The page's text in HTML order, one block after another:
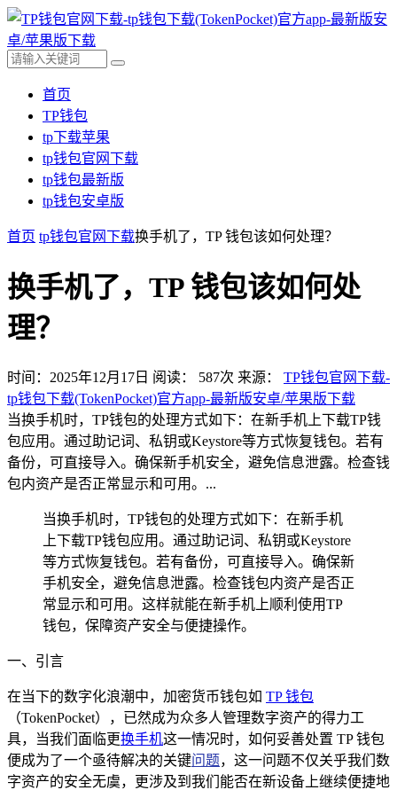
首页
TP钱包
tp下载苹果
tp钱包官网下载
tp钱包最新版
tp钱包安卓版
首页 tp钱包官网下载换手机了，TP 钱包该如何处理？
换手机了，TP 钱包该如何处
理？
时间：2025年12月17日 阅读： 587次 来源： TP钱包官网下载-
tp钱包下载(TokenPocket)官方app-最新版安卓/苹果版下载
当换手机时，TP钱包的处理方式如下：在新手机上下载TP钱
包应用。通过助记词、私钥或Keystore等方式恢复钱包。若有
备份，可直接导入。确保新手机安全，避免信息泄露。检查钱
包内资产是否正常显示和可用。...
当换手机时，TP钱包的处理方式如下：在新手机
上下载TP钱包应用。通过助记词、私钥或Keystore
等方式恢复钱包。若有备份，可直接导入。确保新
手机安全，避免信息泄露。检查钱包内资产是否正
常显示和可用。这样就能在新手机上顺利使用TP
钱包，保障资产安全与便捷操作。
一、引言
在当下的数字化浪潮中，加密货币钱包如 TP 钱包
（TokenPocket），已然成为众多人管理数字资产的得力工
具，当我们面临更换手机这一情况时，如何妥善处置 TP 钱包
便成为了一个亟待解决的关键问题，这一问题不仅关乎我们数
字资产的安全无虞，更涉及到我们能否在新设备上继续便捷地